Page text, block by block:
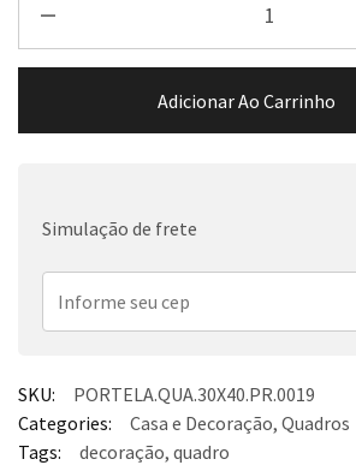
Adicionar Ao Carrinho
Simulação de frete
SKU:
PORTELA.QUA.30X40.PR.0019
Categories:
Casa e Decoração, Quadros
Tags:
decoração, quadro